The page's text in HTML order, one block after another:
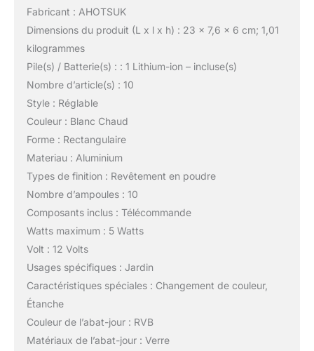
Fabricant : AHOTSUK
Dimensions du produit (L x l x h) : 23 x 7,6 x 6 cm; 1,01
kilogrammes
Pile(s) / Batterie(s) : : 1 Lithium-ion – incluse(s)
Nombre d’article(s) : 10
Style : Réglable
Couleur : Blanc Chaud
Forme : Rectangulaire
Materiau : Aluminium
Types de finition : Revêtement en poudre
Nombre d’ampoules : 10
Composants inclus : Télécommande
Watts maximum : 5 Watts
Volt : 12 Volts
Usages spécifiques : Jardin
Caractéristiques spéciales : Changement de couleur,
Étanche
Couleur de l’abat-jour : RVB
Matériaux de l’abat-jour : Verre